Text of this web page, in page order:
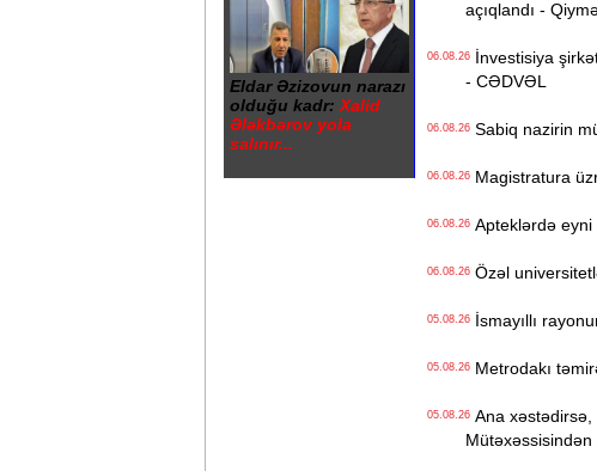
Eldar Əzizovun narazı
olduğu kadr: Xalid
Ələkbərov yola
salınır...
açıqlandı -
06.08.26İnvestisiya
- CƏDVƏL
06.08.26Sabiq nazirin
06.08.26Magistratura
06.08.26Apteklərdə eyni
06.08.26Özəl
05.08.26İsmayıllı
05.08.26Metrodakı
05.08.26Ana xəstədirsə,
Mütəxəssisindən